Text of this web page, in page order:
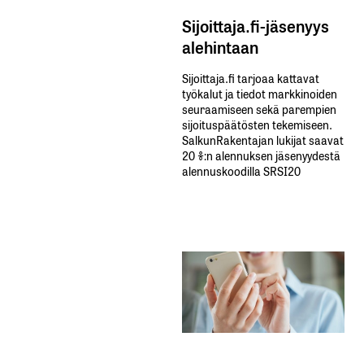
Sijoittaja.fi-jäsenyys
alehintaan
Sijoittaja.fi tarjoaa kattavat
työkalut ja tiedot markkinoiden
seuraamiseen sekä parempien
sijoituspäätösten tekemiseen.
SalkunRakentajan lukijat saavat
20 %:n alennuksen jäsenyydestä
alennuskoodilla SRSI20